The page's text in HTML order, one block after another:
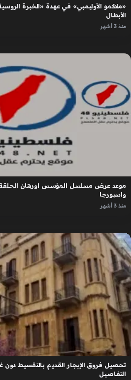
«ملاكمو الأوليمبي» في عهدة «الخبرة
الأبطال
منذ 3 أشهر
واسبورجا
منذ 3 أشهر
تحصيل فروق الإيجار القديم بالتقسيط
التفاصيل